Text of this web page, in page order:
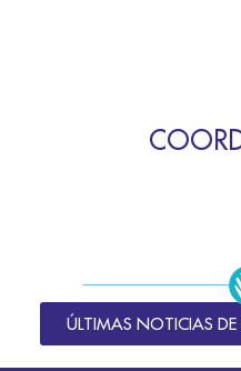
ÚLTIMAS NOTICIAS DE